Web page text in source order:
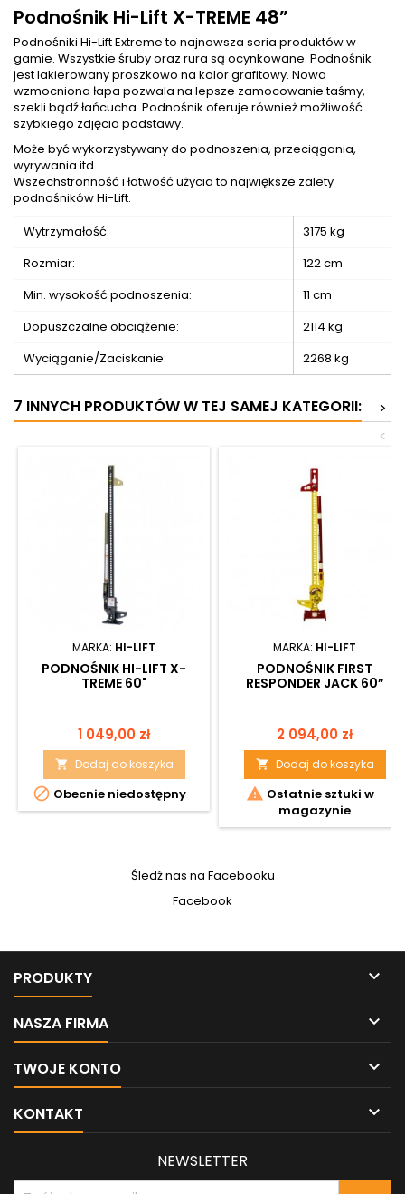
Podnośnik Hi-Lift X-TREME 48”
Podnośniki Hi-Lift Extreme to najnowsza seria produktów w
gamie. Wszystkie śruby oraz rura są ocynkowane. Podnośnik
jest lakierowany proszkowo na kolor grafitowy. Nowa
wzmocniona łapa pozwala na lepsze zamocowanie taśmy,
szekli bądź łańcucha. Podnośnik oferuje również możliwość
szybkiego zdjęcia podstawy.
Może być wykorzystywany do podnoszenia, przeciągania,
wyrywania itd.
Wszechstronność i łatwość użycia to największe zalety
podnośników Hi-Lift.
Wytrzymałość:
3175 kg
Rozmiar:
122 cm
Min. wysokość podnoszenia:
11 cm
Dopuszczalne obciążenie:
2114 kg
Wyciąganie/Zaciskanie:
2268 kg
7 INNYCH PRODUKTÓW W TEJ SAMEJ KATEGORII:
>
<
MARKA: HI-LIFT
PODNOŚNIK HI-LIFT X-
TREME 60"
Cena
1 049,00 zł
 Dodaj do koszyka
 Obecnie niedostępny
MARKA: HI-LIFT
PODNOŚNIK FIRST
RESPONDER JACK 60”
Cena
2 094,00 zł
 Dodaj do koszyka
 Ostatnie sztuki w
magazynie
Śledź nas na Facebooku
Facebook
PRODUKTY 
NASZA FIRMA 
TWOJE KONTO 
KONTAKT 
NEWSLETTER